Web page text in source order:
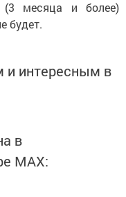
(3 месяца и более)
будет.
интересным в
в
MАХ: